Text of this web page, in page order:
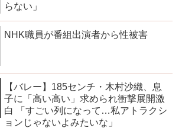
らない」
NHK職員が番組出演者から性被害
【バレー】185センチ・木村沙織、息
子に「高い高い」求められ衝撃展開激
白 「すごい列になって…私アトラクシ
ョンじゃないよみたいな」